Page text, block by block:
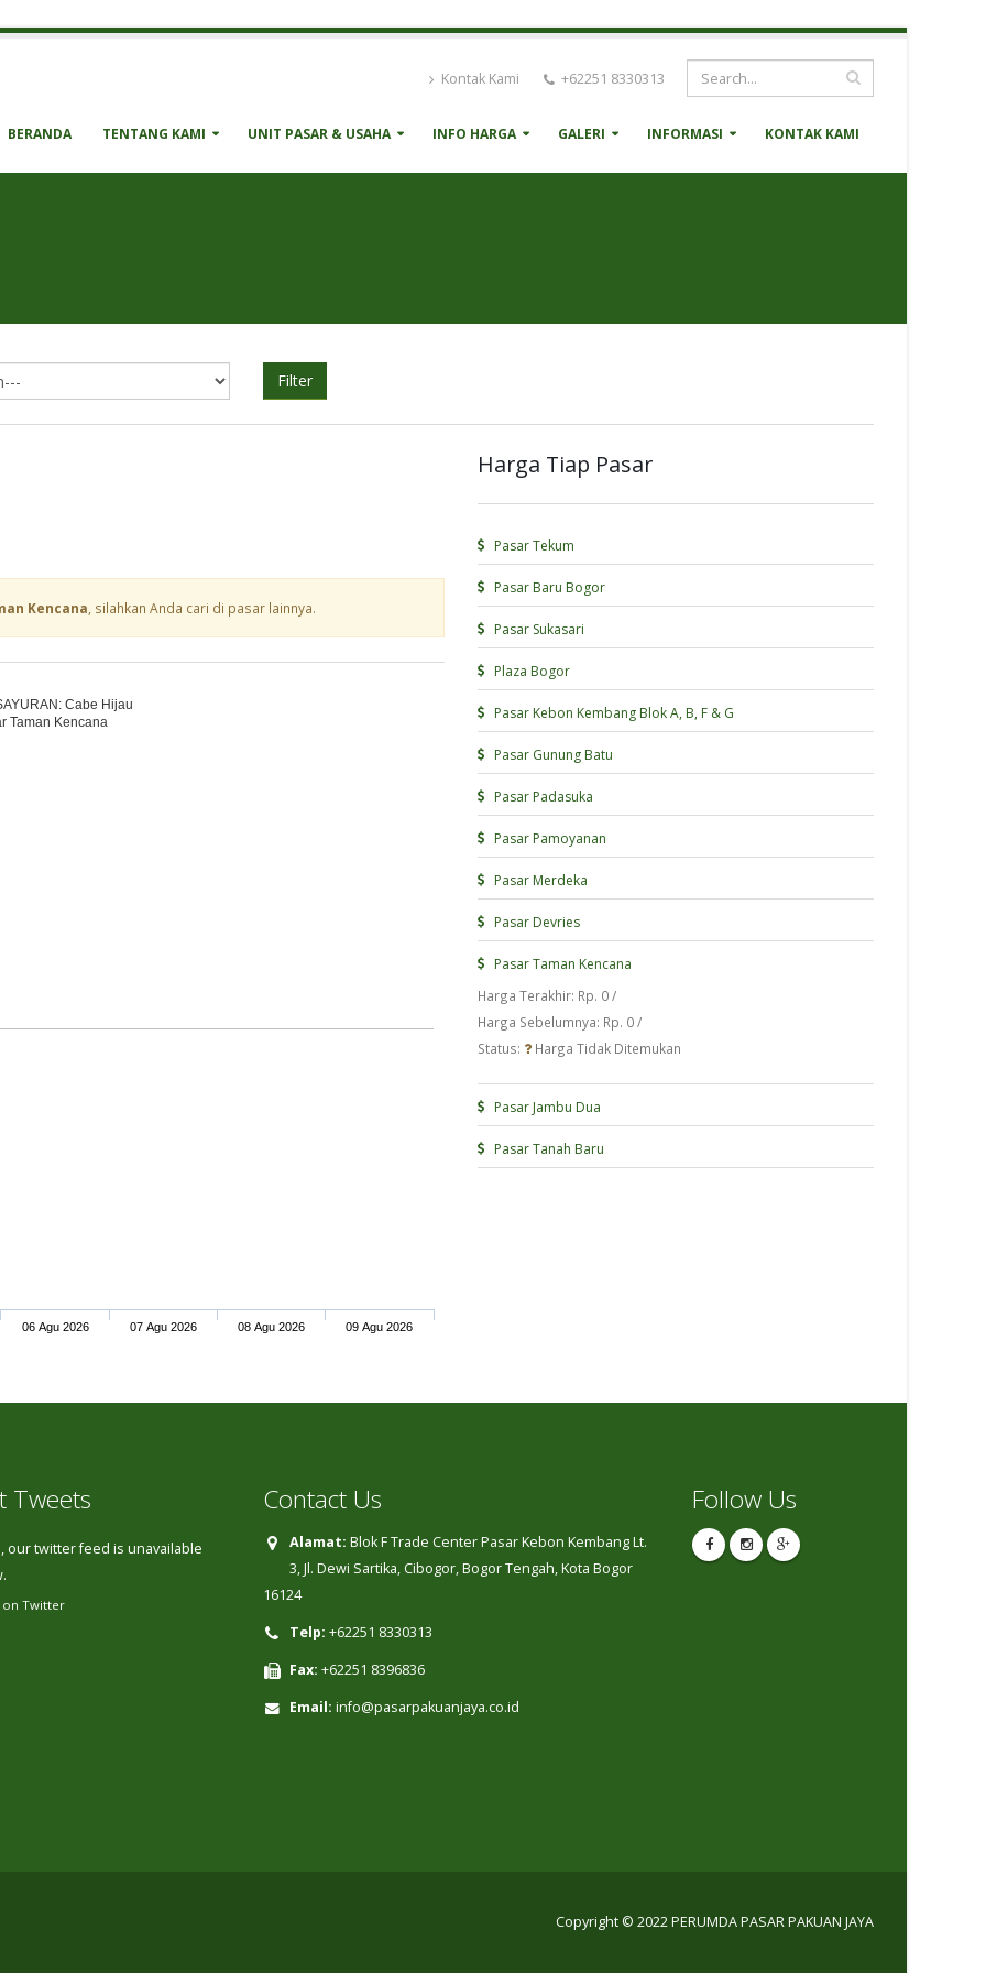
Kontak Kami +62251 8330313
BERANDA TENTANG KAMI UNIT PASAR & USAHA INFO HARGA GALERI INFORMASI KONTAK KAMI
Filter
Kencana , silahkan Anda cari di pasar lainnya.
Cabe Hijau
Taman Kencana
06 Agu 2026 07 Agu 2026 08 Agu 2026 09 Agu 2026
Harga Tiap Pasar
Pasar Tekum
Pasar Baru Bogor
Pasar Sukasari
Plaza Bogor
Pasar Kebon Kembang Blok A, B, F & G
Pasar Gunung Batu
Pasar Padasuka
Pasar Pamoyanan
Pasar Merdeka
Pasar Devries
Pasar Taman Kencana
Harga Terakhir: Rp. 0 /
Harga Sebelumnya: Rp. 0 /
Status:
Harga Tidak Ditemukan
Pasar Jambu Dua
Pasar Tanah Baru
Tweets
our twitter feed is unavailable
on Twitter
Contact Us
Alamat: Blok F Trade Center Pasar Kebon Kembang Lt.
3, Jl. Dewi Sartika, Cibogor, Bogor Tengah, Kota Bogor
16124
Telp: +62251 8330313
Fax: +62251 8396836
Email: info@pasarpakuanjaya.co.id
Follow Us
Copyright © 2022 PERUMDA PASAR PAKUAN JAYA